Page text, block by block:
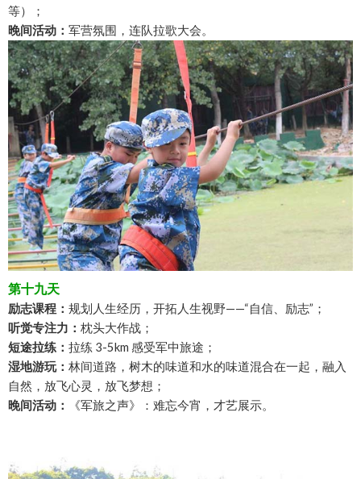
等）；
晚间活动： 军营氛围，连队拉歌大会。
第十九天
励志课程： 规划人生经历，开拓人生视野——“自信、励志”；
听觉专注力： 枕头大作战；
短途拉练： 拉练 3-5km 感受军中旅途；
湿地游玩： 林间道路，树木的味道和水的味道混合在一起，融入
自然，放飞心灵，放飞梦想；
晚间活动：
《军旅之声》：难忘今宵，才艺展示。